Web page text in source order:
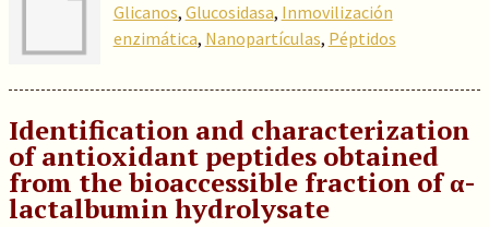
Glicanos, Glucosidasa, Inmovilización
enzimática, Nanopartículas, Péptidos
Identification and characterization
of antioxidant peptides obtained
from the bioaccessible fraction of α-
lactalbumin hydrolysate